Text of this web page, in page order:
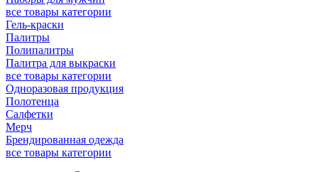
все товары категории
Гель-краски
Палитры
Полипалитры
Палитра для выкраски
все товары категории
Одноразовая продукция
Полотенца
Салфетки
Мерч
Брендированная одежда
все товары категории